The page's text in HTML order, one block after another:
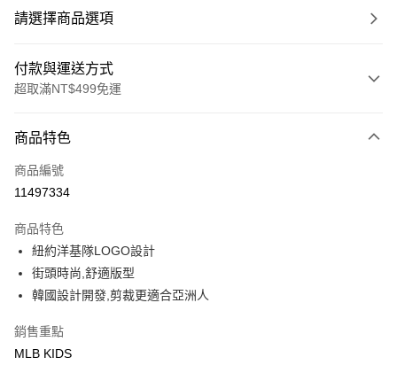
請選擇商品選項
付款與運送方式
超取滿NT$499免運
信用卡一次付款
超商取貨付款
Apple Pay
街口支付
運送方式
商品特色
商品編號
11497334
商品特色
紐約洋基隊LOGO設計
街頭時尚,舒適版型
韓國設計開發,剪裁更適合亞洲人
銷售重點
MLB KIDS